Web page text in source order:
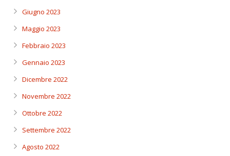
Giugno 2023
Maggio 2023
Febbraio 2023
Gennaio 2023
Dicembre 2022
Novembre 2022
Ottobre 2022
Settembre 2022
Agosto 2022